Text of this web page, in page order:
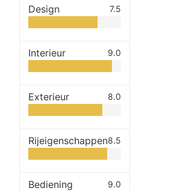
Design 7.5
Interieur 9.0
Exterieur 8.0
Rijeigenschappen8.5
Bediening 9.0